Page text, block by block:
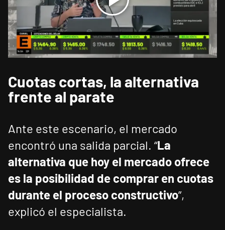
Cuotas cortas, la alternativa
frente al parate
Ante este escenario, el mercado
encontró una salida parcial. “La
alternativa que hoy el mercado ofrece
es la posibilidad de comprar en cuotas
durante el proceso constructivo”,
explicó el especialista.